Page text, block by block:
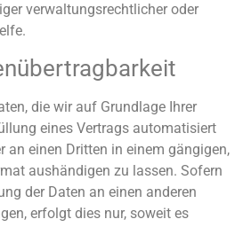
verwaltungsrechtlicher oder
die wir auf Grundlage Ihrer
eines Vertrags automatisiert
an einen Dritten in einem gängigen,
aushändigen zu lassen. Sofern
der Daten an einen anderen
erfolgt dies nur, soweit es